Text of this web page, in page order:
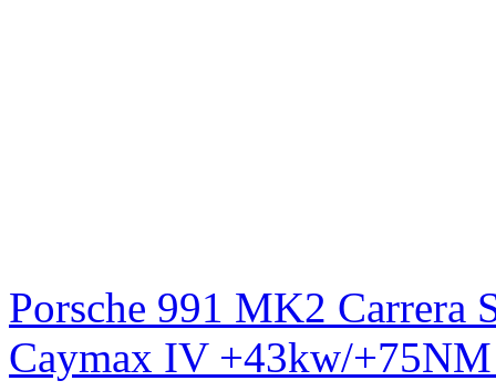
Porsche 991 MK2 Carrera
Caymax IV +43kw/